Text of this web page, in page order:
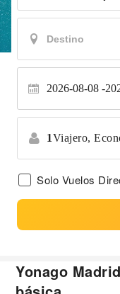
2026-08-08
1Viajero,
Solo Vuelos
Yonago